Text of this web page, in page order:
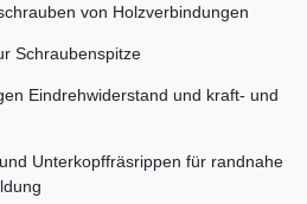
von Holzverbindungen
Schraubenspitze
Eindrehwiderstand und kraft- und
Unterkopffräsrippen für randnahe